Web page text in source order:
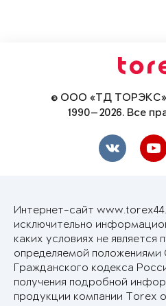
© ООО «ТД ТОРЭКС»
1990—2026. Все
Интернет-сайт
исключительно
каких условиях не
определяемой положениями
Гражданского кодекса
получения подробной
продукции компании Torex